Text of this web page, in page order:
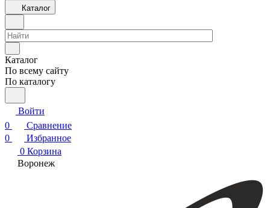
Каталог
Каталог
По всему сайту
По каталогу
Войти
0
Сравнение
0
Избранное
0 Корзина
Воронеж